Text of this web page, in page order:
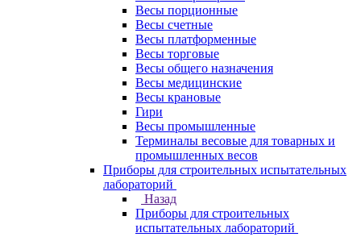
Весы порционные
Весы счетные
Весы платформенные
Весы торговые
Весы общего назначения
Весы медицинские
Весы крановые
Гири
Весы промышленные
Терминалы весовые для товарных и
промышленных весов
Приборы для строительных испытательных
лабораторий
Назад
Приборы для строительных
испытательных лабораторий